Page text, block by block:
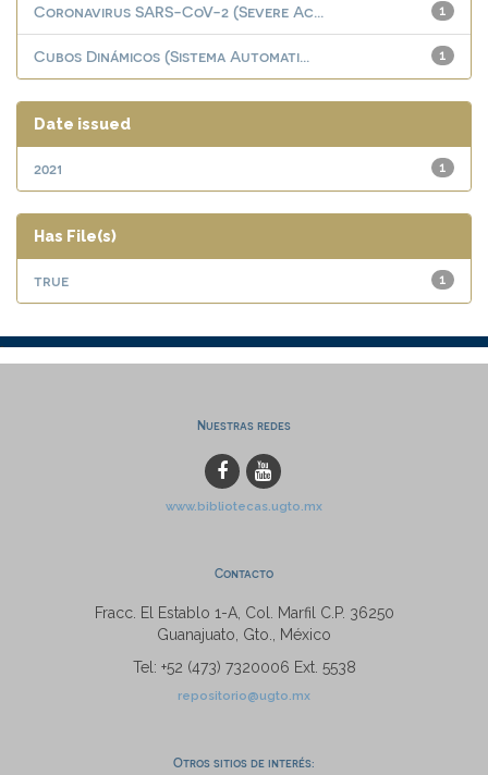
1
Coronavirus SARS-CoV-2 (Severe Ac...
1
Cubos Dinámicos (Sistema Automati...
Date issued
1
2021
Has File(s)
1
true
Nuestras redes
www.bibliotecas.ugto.mx
Contacto
Fracc. El Establo 1-A, Col. Marfil C.P. 36250
Guanajuato, Gto., México
Tel: +52 (473) 7320006 Ext. 5538
repositorio@ugto.mx
Otros sitios de interés: